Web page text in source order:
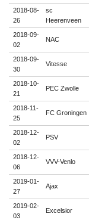
2018-08-
26
sc
Heerenveen
2018-09-
02
NAC
2018-09-
30
Vitesse
2018-10-
21
PEC Zwolle
2018-11-
25
FC Groningen
2018-12-
02
PSV
2018-12-
06
VVV-Venlo
2019-01-
27
Ajax
2019-02-
03
Excelsior